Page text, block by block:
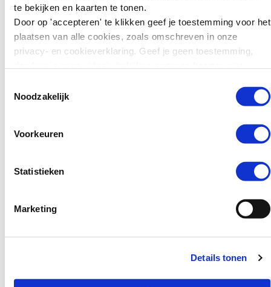
te bekijken en kaarten te tonen.
Door op 'accepteren' te klikken geef je toestemming voor het
plaatsen van alle cookies, zoals omschreven in onze
privacy- en cookieverklaring. Geef je geen toestemming,
Noodzakelijk
Voorkeuren
Statistieken
Marketing
Details tonen
laten zien dat bij de aanpak
van seksueel geweld veel
verschillende partijen
betrokken zijn, maar dat niet
altijd duidelijk is wat hun
wat er van hen verwacht mag
de aanbevelingen merkbaar
doorwerking), bijvoorbeeld
wensen overlaat.
sectoren zelf is overgelaten en